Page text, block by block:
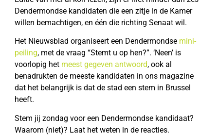
Dendermondse kandidaten die een zitje in de Kamer
willen bemachtigen, en één die richting Senaat wil.
Het Nieuwsblad organiseert een Dendermondse mini-
peiling, met de vraag “Stemt u op hen?”. ‘Neen’ is
voorlopig het meest gegeven antwoord, ook al
benadrukten de meeste kandidaten in ons magazine
dat het belangrijk is dat de stad een stem in Brussel
heeft.
Stem jij zondag voor een Dendermondse kandidaat?
Waarom (niet)? Laat het weten in de reacties.